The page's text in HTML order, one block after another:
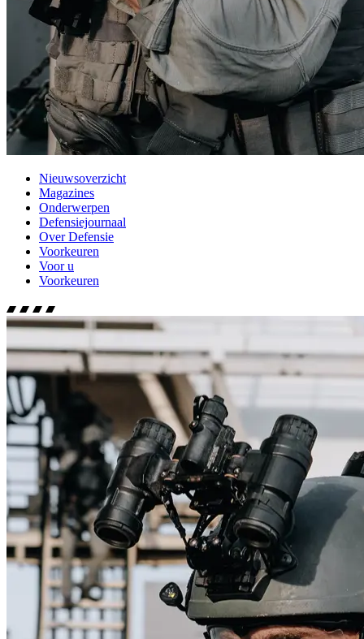
Nieuwsoverzicht
Magazines
Onderwerpen
Defensiejournaal
Over Defensie
Voorkeuren
Voor u
Voorkeuren